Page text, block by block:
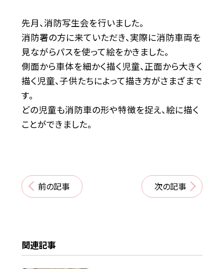
先月、消防写生会を行いました。
消防署の方に来ていただき、実際に消防車両を
見ながらパスを使って絵をかきました。
側面から車体を細かく描く児童、正面から大きく
描く児童、子供たちによって描き方がさまざまで
す。
どの児童も消防車の形や特徴を捉え、絵に描く
ことができました。
前の記事 次の記事
関連記事